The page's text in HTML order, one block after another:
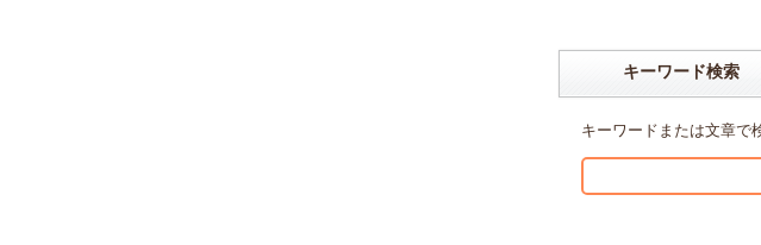
キーワード検索
キーワードまたは文章で